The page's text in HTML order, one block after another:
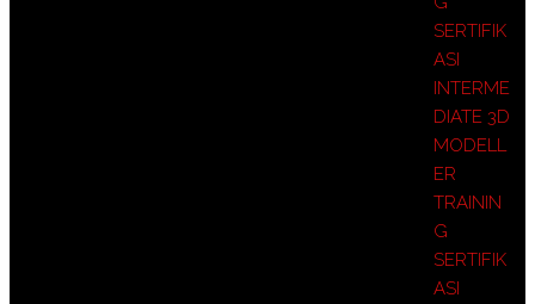
SERTIFIK
ASI
INTERME
DIATE 3D
MODELL
ER
TRAININ
G
SERTIFIK
ASI